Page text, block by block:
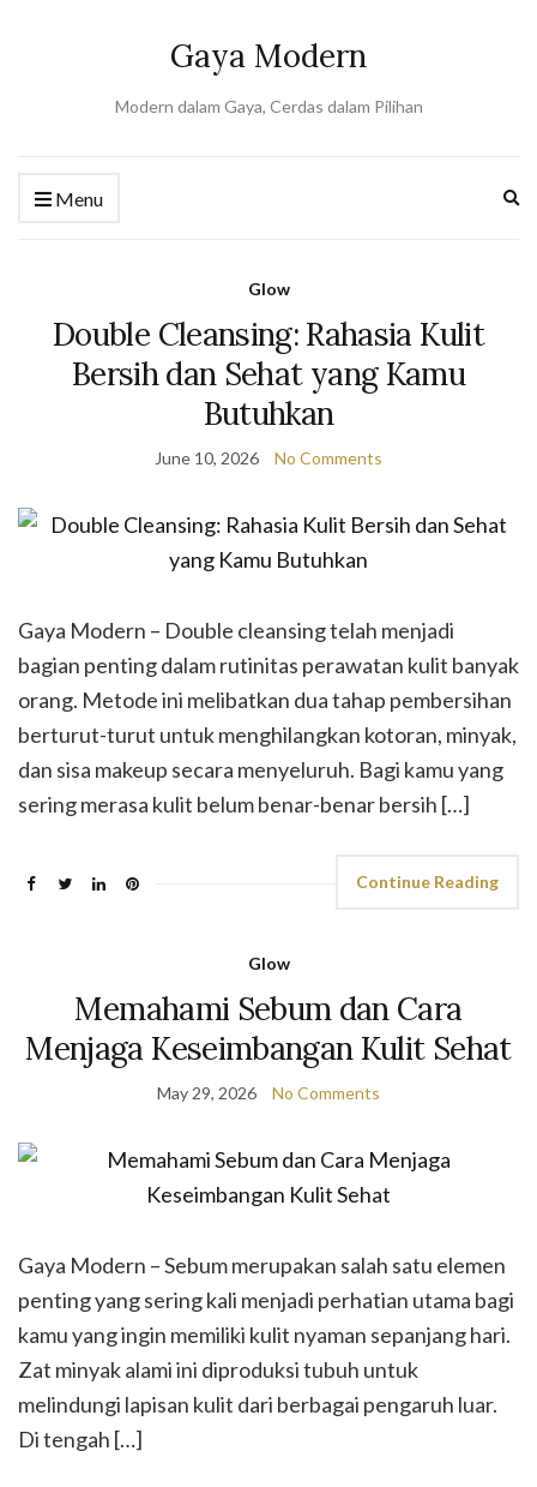
Gaya Modern
Modern dalam Gaya, Cerdas dalam Pilihan
Menu
Glow
Double Cleansing: Rahasia Kulit
Bersih dan Sehat yang Kamu
Butuhkan
June 10, 2026 No Comments
Gaya Modern – Double cleansing telah menjadi
bagian penting dalam rutinitas perawatan kulit banyak
orang. Metode ini melibatkan dua tahap pembersihan
berturut-turut untuk menghilangkan kotoran, minyak,
dan sisa makeup secara menyeluruh. Bagi kamu yang
sering merasa kulit belum benar-benar bersih […]
Continue Reading
Glow
Memahami Sebum dan Cara
Menjaga Keseimbangan Kulit Sehat
May 29, 2026 No Comments
Gaya Modern – Sebum merupakan salah satu elemen
penting yang sering kali menjadi perhatian utama bagi
kamu yang ingin memiliki kulit nyaman sepanjang hari.
Zat minyak alami ini diproduksi tubuh untuk
melindungi lapisan kulit dari berbagai pengaruh luar.
Di tengah […]